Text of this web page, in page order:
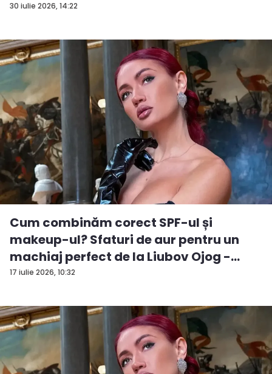
30 iulie 2026, 14:22
17 iulie 2026, 10:32
Cum combinăm corect SPF-ul și
makeup-ul? Sfaturi de aur pentru un
machiaj perfect de la Liubov Ojog -
VID...